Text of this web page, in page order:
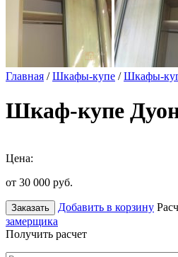
Главная /Шкафы-купе /Шкафы-
Шкаф-купе
Цена:
от 30 000 руб.
Заказать Добавить в корзину
замерщика
Получить расчет